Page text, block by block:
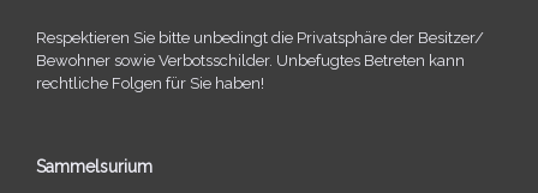
Respektieren Sie bitte unbe­dingt die Privatsphäre der Besitzer/​
Bewohner sowie Verbotsschilder. Unbefugtes Betreten kann
recht­li­che Folgen für Sie haben!
Sammelsurium